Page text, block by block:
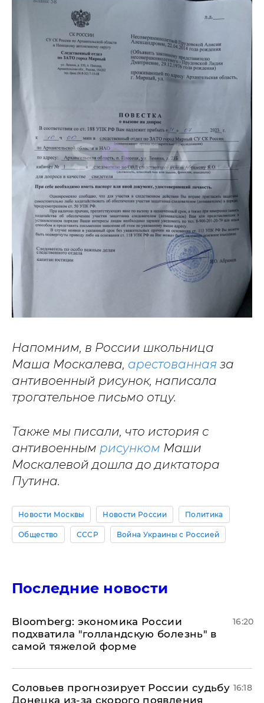
Напомним, в России школьница
Маша Москалева, арестованная за
антивоенный рисунок, написала
трогательное письмо отцу.
Также мы писали, что история с
антивоенным рисунком Маши
Москалевой дошла до диктатора
Путина.
Новости Москвы Новости России Политика
Общество СССР Война Украины с Россией
Последние новости
Bloomberg: экономика России
подхватила "голландскую болезнь" в
самой тяжелой форме
16:20
Соловьев прогнозирует России судьбу
Донецка из-за скорого появления
16:18